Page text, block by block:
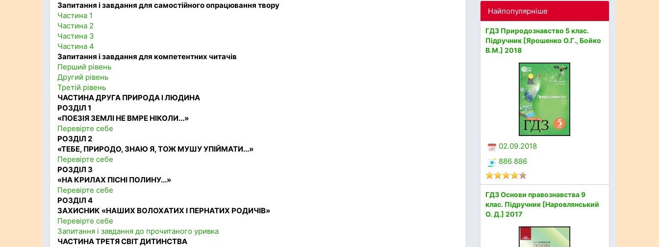
Запитання і завдання для самостійного опрацювання твору
Частина 1
Частина 2
Частина 3
Частина 4
Запитання і завдання для компетентних читачів
Перший рівень
Другий рівень
Третій рівень
ЧАСТИНА ДРУГА ПРИРОДА І ЛЮДИНА
РОЗДІЛ 1
«ПОЕЗІЯ ЗЕМЛІ НЕ ВМРЕ НІКОЛИ...»
Перевірте себе
РОЗДІЛ 2
«ТЕБЕ, ПРИРОДО, ЗНАЮ Я, ТОЖ МУШУ УПІЙМАТИ...»
Перевірте себе
РОЗДІЛ 3
«НА КРИЛАХ ПІСНІ ПОЛИНУ...»
Перевірте себе
РОЗДІЛ 4
ЗАХИСНИК «НАШИХ ВОЛОХАТИХ І ПЕРНАТИХ РОДИЧІВ»
Перевірте себе
Запитання і завдання до прочитаного уривка
ЧАСТИНА ТРЕТЯ СВІТ ДИТИНСТВА
Найпопулярніше
ГДЗ Природознавство 5 клас.
Підручник [Ярошенко О.Г., Бойко
В.М.] 2018
02.09.2018
886 886
ГДЗ Основи правознавства 9
клас. Підручник [Наровлянський
О. Д.] 2017